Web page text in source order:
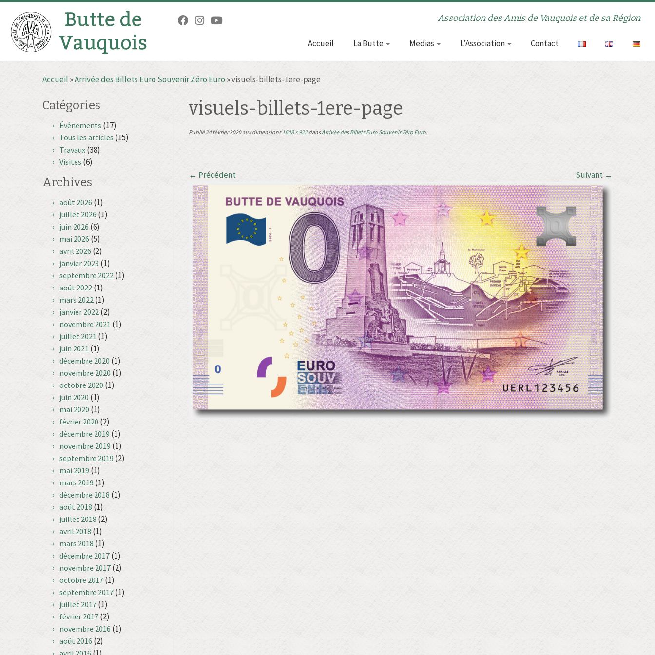
Association des Amis de Vauquois et de sa Région
Accueil La Butte Medias L’Association Contact
Accueil »Arrivée des Billets Euro Souvenir Zéro Euro»visuels-billets-1ere-page
Catégories
Événements (17)
Tous les articles (15)
Travaux (38)
Visites (6)
Archives
août 2026 (1)
juillet 2026 (1)
juin 2026 (6)
mai 2026 (5)
avril 2026 (2)
janvier 2023 (1)
septembre 2022 (1)
août 2022 (1)
mars 2022 (1)
janvier 2022 (2)
novembre 2021 (1)
juillet 2021 (1)
juin 2021 (1)
décembre 2020 (1)
novembre 2020 (1)
octobre 2020 (1)
juin 2020 (1)
mai 2020 (1)
février 2020 (2)
décembre 2019 (1)
novembre 2019 (1)
septembre 2019 (2)
mai 2019 (1)
mars 2019 (1)
décembre 2018 (1)
août 2018 (1)
juillet 2018 (2)
avril 2018 (1)
mars 2018 (1)
décembre 2017 (1)
novembre 2017 (2)
octobre 2017 (1)
septembre 2017 (1)
juillet 2017 (1)
février 2017 (2)
novembre 2016 (1)
août 2016 (2)
avril 2016
visuels-billets-1ere-page
Publié24 février 2020aux dimensions1648 × 922dansArrivée des Billets Euro Souvenir Zéro Euro.
← Précédent Suivant →